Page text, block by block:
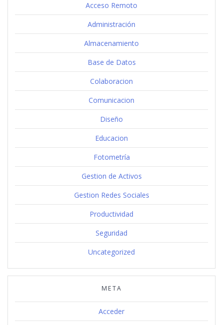
Acceso Remoto
Administración
Almacenamiento
Base de Datos
Colaboracion
Comunicacion
Diseño
Educacion
Fotometría
Gestion de Activos
Gestion Redes Sociales
Productividad
Seguridad
Uncategorized
META
Acceder